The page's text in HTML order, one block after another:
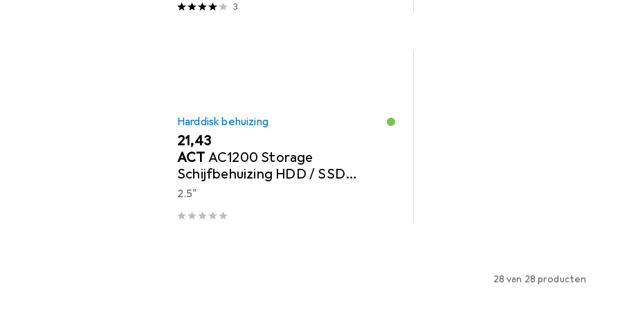
3
Harddisk behuizing
EUR
21,43
ACT AC1200 Storage
Schijfbehuizing HDD / SSD
Behuizing Zwart 2,5"
2.5"
28 van 28 producten